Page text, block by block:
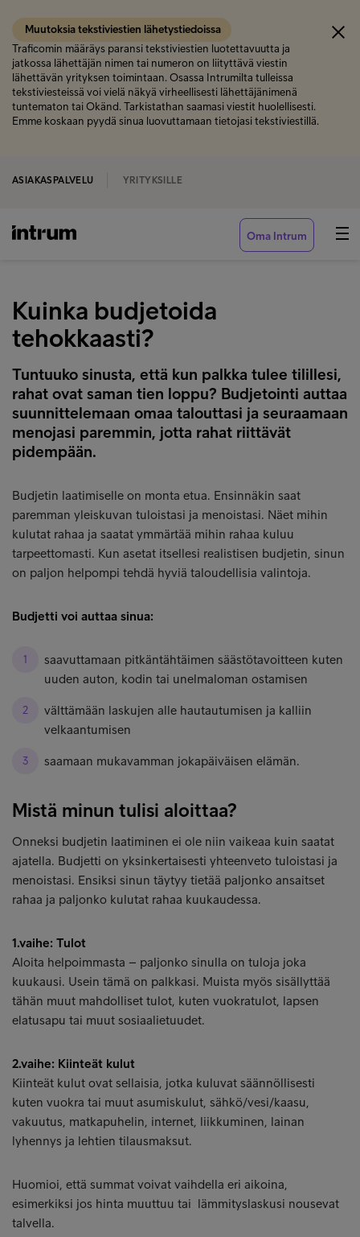
Muutoksia tekstiviestien lähetystiedoissa
Traficomin määräys paransi tekstiviestien luotettavuutta ja
jatkossa lähettäjän nimen tai numeron on liityttävä viestin
lähettävän yrityksen toimintaan. Osassa Intrumilta tulleissa
tekstiviesteissä voi vielä näkyä virheellisesti lähettäjänimenä
tuntematon tai Okänd. Tarkistathan saamasi viestit huolellisesti.
Emme koskaan pyydä sinua luovuttamaan tietojasi tekstiviestillä.
ASIAKASPALVELU YRITYKSILLE
Oma Intrum
Kuinka budjetoida
tehokkaasti?
Tuntuuko sinusta, että kun palkka tulee tilillesi,
rahat ovat saman tien loppu? Budjetointi auttaa
suunnittelemaan omaa talouttasi ja seuraamaan
menojasi paremmin, jotta rahat riittävät
pidempään.
Budjetin laatimiselle on monta etua. Ensinnäkin saat
paremman yleiskuvan tuloistasi ja menoistasi. Näet mihin
kulutat rahaa ja saatat ymmärtää mihin rahaa kuluu
tarpeettomasti. Kun asetat itsellesi realistisen budjetin, sinun
on paljon helpompi tehdä hyviä taloudellisia valintoja.
Budjetti voi auttaa sinua:
saavuttamaan pitkäntähtäimen säästötavoitteen kuten
uuden auton, kodin tai unelmaloman ostamisen
välttämään laskujen alle hautautumisen ja kalliin
velkaantumisen
saamaan mukavamman jokapäiväisen elämän.
Mistä minun tulisi aloittaa?
Onneksi budjetin laatiminen ei ole niin vaikeaa kuin saatat
ajatella. Budjetti on yksinkertaisesti yhteenveto tuloistasi ja
menoistasi. Ensiksi sinun täytyy tietää paljonko ansaitset
rahaa ja paljonko kulutat rahaa kuukaudessa.
1.vaihe: Tulot
Aloita helpoimmasta – paljonko sinulla on tuloja joka
kuukausi. Usein tämä on palkkasi. Muista myös sisällyttää
tähän muut mahdolliset tulot, kuten vuokratulot, lapsen
elatusapu tai muut sosiaalietuudet.
2.vaihe: Kiinteät kulut
Kiinteät kulut ovat sellaisia, jotka kuluvat säännöllisesti
kuten vuokra tai muut asumiskulut, sähkö/vesi/kaasu,
vakuutus, matkapuhelin, internet, liikkuminen, lainan
lyhennys ja lehtien tilausmaksut.
Huomioi, että summat voivat vaihdella eri aikoina,
esimerkiksi jos hinta muuttuu tai lämmityslaskusi nousevat
talvella.